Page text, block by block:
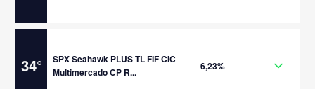
34°
SPX Seahawk PLUS TL FIF CIC
Multimercado CP R...
6,23%